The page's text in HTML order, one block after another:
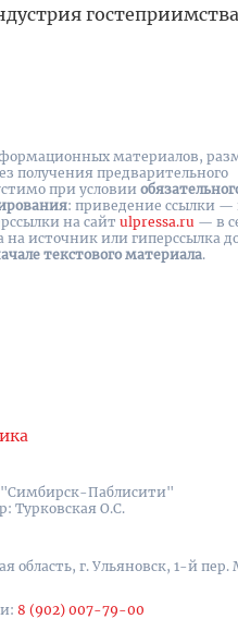
Паблисити"
Турковская О.С.
область, г. Ульяновск, 1-й
8 (902) 007-79-00
материалов,
получения предварительного
при условии
: приведение ссылки —
на cайт ulpressa.ru — в
на источник или гиперссылка
текстового материала.